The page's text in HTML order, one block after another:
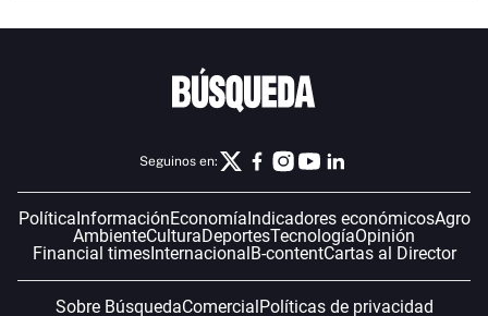
Seguinos en:
PolíticaInformaciónEconomíaIndicadores económicosAgro
AmbienteCulturaDeportesTecnologíaOpinión
Financial timesInternacionalB-contentCartas al Director
Sobre BúsquedaComercialPolíticas de privacidad